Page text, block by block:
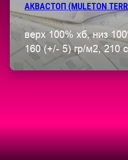
АКВАСТОП (MULETON
верх 100% хб, низ
160 (+/- 5) гр/м2, 210